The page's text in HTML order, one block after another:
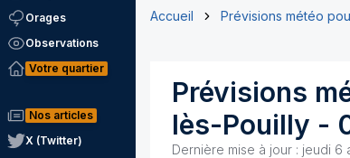
Orages
Observations
Votre quartier
Nos articles
X (Twitter)
Accueil Prévisions météo
Prévisions
lès-Pouilly -
Dernière mise à jour : jeudi 6